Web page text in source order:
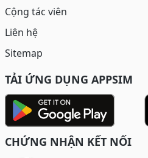
Cộng tác viên
Liên hệ
Sitemap
TẢI ỨNG DỤNG APPSIM
CHỨNG NHẬN KẾT NỐI